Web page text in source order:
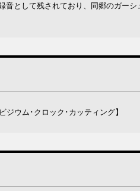
として残されており、同郷のガー
ジウム･クロック･カッティング】